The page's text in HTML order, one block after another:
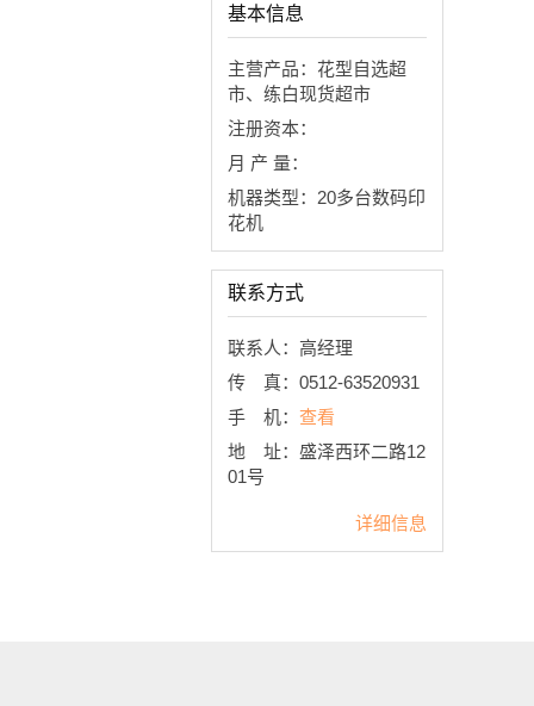
基本信息
主营产品：花型自选超
市、练白现货超市
注册资本：
月 产 量：
机器类型：20多台数码印
花机
联系方式
联系人：高经理
传 真：0512-63520931
手 机： 查看
地 址：盛泽西环二路12
01号
详细信息